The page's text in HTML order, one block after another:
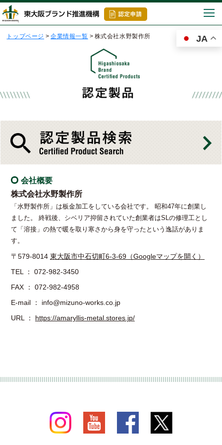
JA
トップページ >企業情報一覧 > 株式会社水野製作所
会社概要
株式会社水野製作所
「水野製作所」は板金加工をしている会社です。 昭和47年に創業し
ました。 終戦後、シベリア抑留されていた創業者はSLの修理工とし
て「溶接」の熱で暖を取り寒さから身を守ったという逸話がありま
す。
〒579-8014 東大阪市中石切町6-3-69（Googleマップを開く）
TEL ： 072-982-3450
FAX ： 072-982-4958
E-mail ： info@mizuno-works.co.jp
URL ： https://amaryllis-metal.stores.jp/